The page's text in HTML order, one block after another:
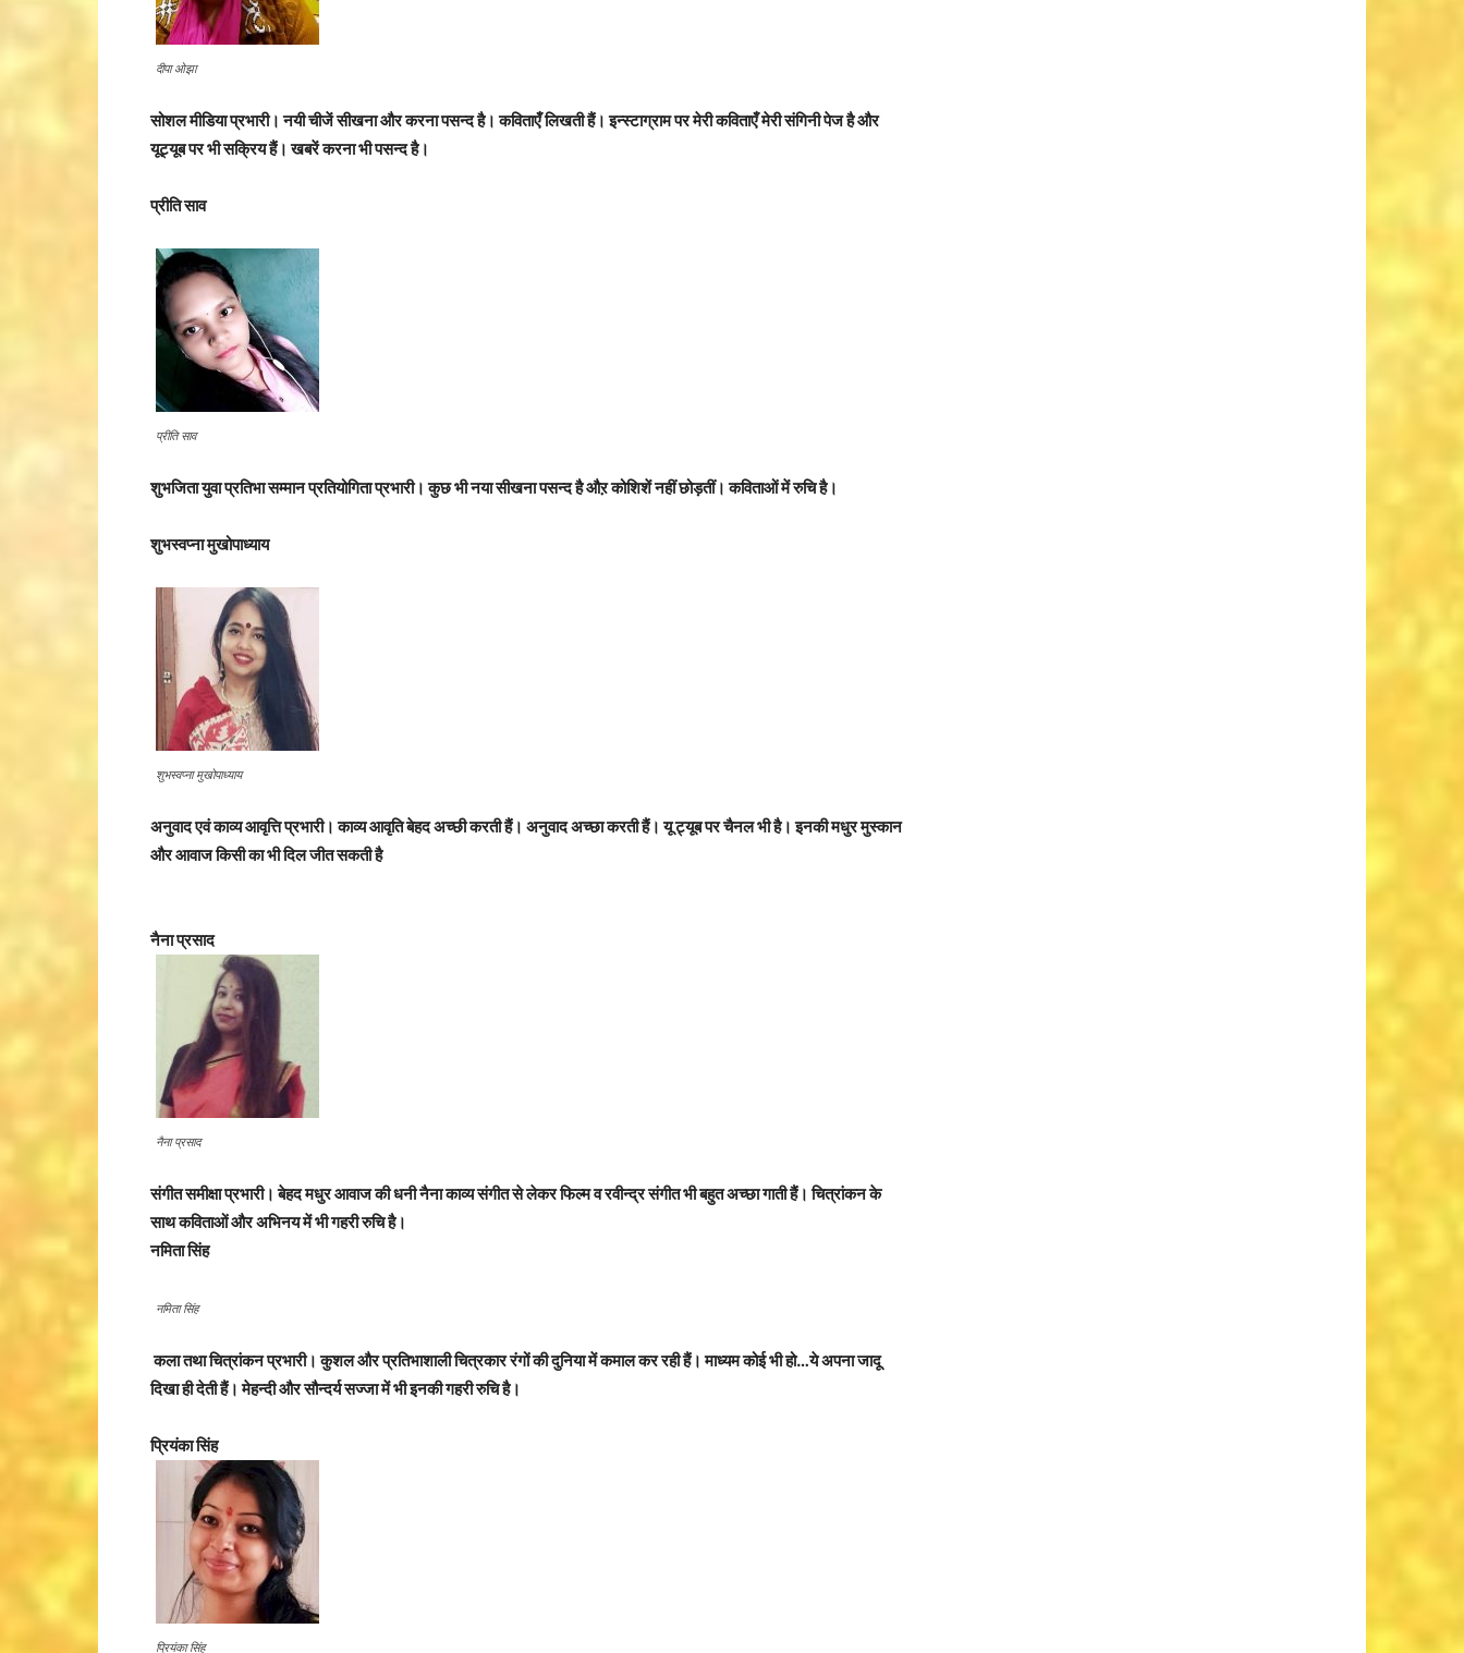
दीपा ओझा
सोशल मीडिया प्रभारी। नयी चीजें सीखना और करना पसन्द है। कविताएँ लिखती हैं। इन्स्टाग्राम पर मेरी कविताएँ मेरी संगिनी पेज है और
यूट्यूब पर भी सक्रिय हैं। खबरें करना भी पसन्द है।
प्रीति साव
प्रीति साव
शुभजिता युवा प्रतिभा सम्मान प्रतियोगिता प्रभारी। कुछ भी नया सीखना पसन्द है औऱ कोशिशें नहीं छोड़तीं। कविताओं में रुचि है।
शुभस्वप्ना मुखोपाध्याय
शुभस्वप्ना मुखोपाध्याय
अनुवाद एवं काव्य आवृत्ति प्रभारी। काव्य आवृति बेहद अच्छी करती हैं। अनुवाद अच्छा करती हैं। यू ट्यूब पर चैनल भी है। इनकी मधुर मुस्कान
और आवाज किसी का भी दिल जीत सकती है
नैना प्रसाद
नैना प्रसाद
संगीत समीक्षा प्रभारी। बेहद मधुर आवाज की धनी नैना काव्य संगीत से लेकर फिल्म व रवीन्द्र संगीत भी बहुत अच्छा गाती हैं। चित्रांकन के
साथ कविताओं और अभिनय में भी गहरी रुचि है।
नमिता सिंह
नमिता सिंह
कला तथा चित्रांकन प्रभारी। कुशल और प्रतिभाशाली चित्रकार रंगों की दुनिया में कमाल कर रही हैं। माध्यम कोई भी हो…ये अपना जादू
दिखा ही देती हैं। मेहन्दी और सौन्दर्य सज्जा में भी इनकी गहरी रुचि है।
प्रियंका सिंह
प्रियंका सिंह